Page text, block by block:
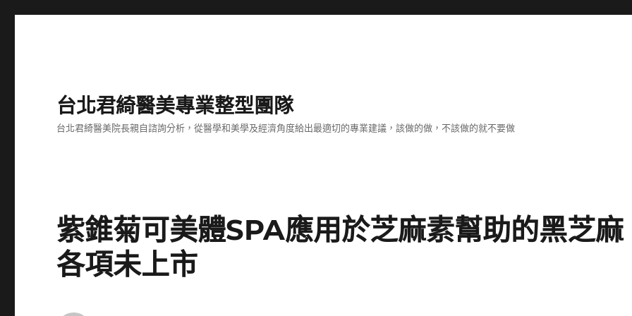
台北君綺醫美專業整型團隊
台北君綺醫美院長親自諮詢分析，從醫學和美學及經濟角度給出最適切的專業建議，該做的做，不該做的就不要做
紫錐菊可美體SPA應用於芝麻素幫助的黑芝麻
各項未上市